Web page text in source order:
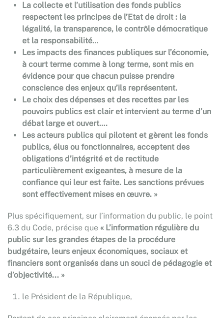
La collecte et l’utilisation des fonds publics
respectent les principes de l’Etat de droit : la
légalité, la transparence, le contrôle démocratique
et la responsabilité…
Les impacts des finances publiques sur l’économie,
à court terme comme à long terme, sont mis en
évidence pour que chacun puisse prendre
conscience des enjeux qu’ils représentent.
Le choix des dépenses et des recettes par les
pouvoirs publics est clair et intervient au terme d’un
débat large et ouvert….
Les acteurs publics qui pilotent et gèrent les fonds
publics, élus ou fonctionnaires, acceptent des
obligations d’intégrité et de rectitude
particulièrement exigeantes, à mesure de la
confiance qui leur est faite. Les sanctions prévues
sont effectivement mises en œuvre. »
Plus spécifiquement, sur l’information du public, le point
6.3 du Code, précise que « L’information régulière du
public sur les grandes étapes de la procédure
budgétaire, leurs enjeux économiques, sociaux et
financiers sont organisés dans un souci de pédagogie et
d’objectivité... »
le Président de la République,